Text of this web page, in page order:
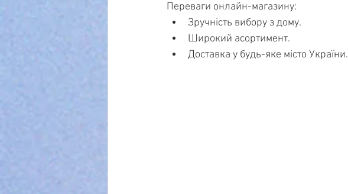
Переваги онлайн-магазину:
Зручність вибору з дому.
Широкий асортимент.
Доставка у будь-яке місто України.